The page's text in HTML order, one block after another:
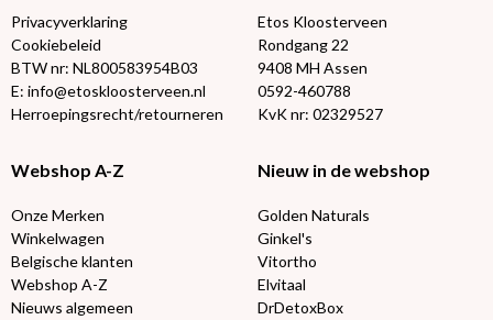
Privacyverklaring
Cookiebeleid
BTW nr: NL800583954B03
E: info@etoskloosterveen.nl
Herroepingsrecht/retourneren
Etos Kloosterveen
Rondgang 22
9408 MH Assen
0592-460788
KvK nr: 02329527
Webshop A-Z
Onze Merken
Winkelwagen
Belgische klanten
Webshop A-Z
Nieuws algemeen
Nieuw in de webshop
Golden Naturals
Ginkel's
Vitortho
Elvitaal
DrDetoxBox